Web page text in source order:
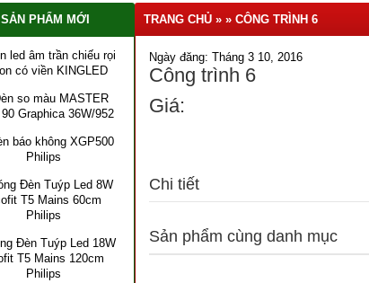
TRANG CHỦ » » CÔNG TRÌNH 6
Ngày đăng: Tháng 3 10, 2016
Công trình 6
Giá:
Chi tiết
Sản phẩm cùng danh mục
SẢN PHẨM MỚI